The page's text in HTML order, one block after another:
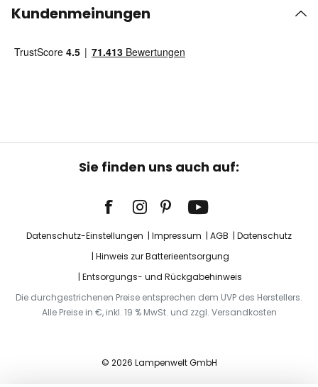
Kundenmeinungen
Sie finden uns auch auf:
Datenschutz-Einstellungen Impressum AGB
Datenschutz
Hinweis zur Batterieentsorgung
Entsorgungs- und Rückgabehinweis
Die durchgestrichenen Preise entsprechen dem UVP des Herstellers.
Alle Preise in €, inkl. 19 % MwSt. und zzgl. Versandkosten
© 2026 Lampenwelt GmbH